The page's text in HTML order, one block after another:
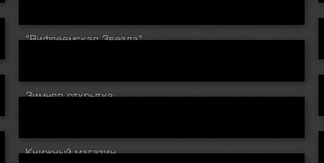
"Вифлеемская Звезда".
Зимняя открытка.
Книжный магазин.